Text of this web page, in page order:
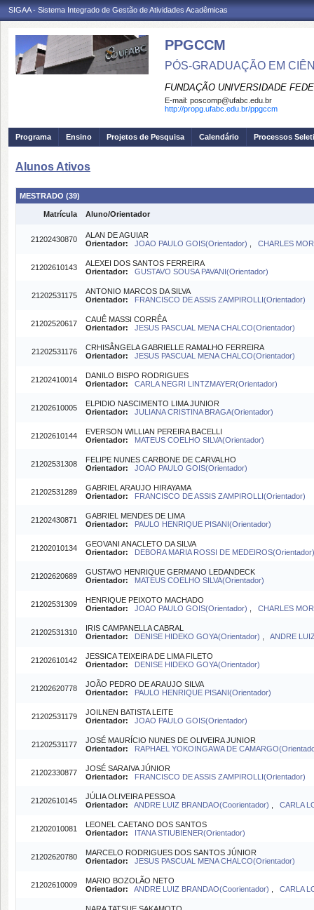
SIGAA - Sistema Integrado de Gestão de Atividades Acadêmicas
PPGCCM
PÓS-GRADUAÇÃO EM
FUNDAÇÃO UNIVERSIDADE
E-mail: poscomp@ufabc.edu.br
http://propg.ufabc.edu.br/ppgccm
Programa Ensino Projetos de Pesquisa Calendário Processos
Alunos Ativos
MESTRADO (39)
Matrícula Aluno/Orientador
21202430870
ALAN DE AGUIAR
Orientador:
JOAO PAULO GOIS(Orientador) CHARLES
21202610143
ALEXEI DOS SANTOS FERREIRA
Orientador:
GUSTAVO SOUSA PAVANI(Orientador)
21202531175
ANTONIO MARCOS DA SILVA
Orientador:
FRANCISCO DE ASSIS ZAMPIROLLI(Orientador)
21202520617
CAUÊ MASSI CORRÊA
Orientador:
JESUS PASCUAL MENA CHALCO(Orientador)
21202531176
CRHISÂNGELA GABRIELLE RAMALHO FERREIRA
Orientador:
JESUS PASCUAL MENA CHALCO(Orientador)
21202410014
DANILO BISPO RODRIGUES
Orientador:
CARLA NEGRI LINTZMAYER(Orientador)
21202610005
ELPIDIO NASCIMENTO LIMA JUNIOR
Orientador:
JULIANA CRISTINA BRAGA(Orientador)
21202610144
EVERSON WILLIAN PEREIRA BACELLI
Orientador:
MATEUS COELHO SILVA(Orientador)
21202531308
FELIPE NUNES CARBONE DE CARVALHO
Orientador:
JOAO PAULO GOIS(Orientador)
21202531289
GABRIEL ARAUJO HIRAYAMA
Orientador:
FRANCISCO DE ASSIS ZAMPIROLLI(Orientador)
21202430871
GABRIEL MENDES DE LIMA
Orientador:
PAULO HENRIQUE PISANI(Orientador)
21202010134
GEOVANI ANACLETO DA SILVA
Orientador:
DEBORA MARIA ROSSI DE MEDEIROS(Orientador)
21202620689
GUSTAVO HENRIQUE GERMANO LEDANDECK
Orientador:
MATEUS COELHO SILVA(Orientador)
21202531309
HENRIQUE PEIXOTO MACHADO
Orientador:
JOAO PAULO GOIS(Orientador) CHARLES
21202531310
IRIS CAMPANELLA CABRAL
Orientador:
DENISE HIDEKO GOYA(Orientador) ANDRE
21202610142
JESSICA TEIXEIRA DE LIMA FILETO
Orientador:
DENISE HIDEKO GOYA(Orientador)
21202620778
JOÃO PEDRO DE ARAUJO SILVA
Orientador:
PAULO HENRIQUE PISANI(Orientador)
21202531179
JOILNEN BATISTA LEITE
Orientador:
JOAO PAULO GOIS(Orientador)
21202531177
JOSÉ MAURÍCIO NUNES DE OLIVEIRA JUNIOR
Orientador:
RAPHAEL YOKOINGAWA DE
21202330877
JOSÉ SARAIVA JÚNIOR
Orientador:
FRANCISCO DE ASSIS ZAMPIROLLI(Orientador)
21202610145
JÚLIA OLIVEIRA PESSOA
Orientador:
ANDRE LUIZ BRANDAO(Coorientador) CARLA
21202010081
LEONEL CAETANO DOS SANTOS
Orientador:
ITANA STIUBIENER(Orientador)
21202620780
MARCELO RODRIGUES DOS SANTOS JÚNIOR
Orientador:
JESUS PASCUAL MENA CHALCO(Orientador)
21202610009
MARIO BOZOLÃO NETO
Orientador:
ANDRE LUIZ BRANDAO(Coorientador) CARLA